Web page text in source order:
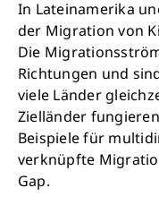
In Lateinamerika
der Migration von
Die
Richtungen und
viele Länder
Zielländer
Beispiele für
verknüpfte
Gap.